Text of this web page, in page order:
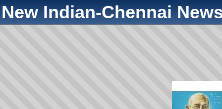
New Indian-Chennai